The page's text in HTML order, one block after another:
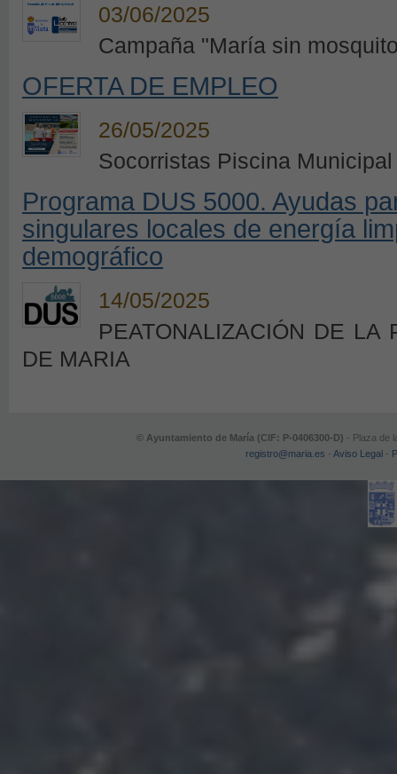
03/06/2025
Campaña "María sin
OFERTA DE EMPLEO
26/05/2025
Socorristas Piscina
Programa DUS 5000. Ayudas
singulares locales de energía
demográfico
14/05/2025
PEATONALIZACIÓN DE LA
DE MARIA
© Ayuntamiento de María (CIF: P-0406300-D) - Plaza de
registro@maria.es -Aviso Legal -